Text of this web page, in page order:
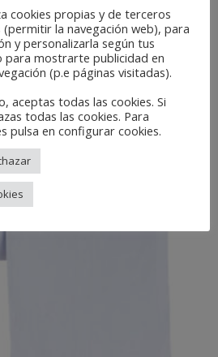
cookies propias y de terceros
la navegación web), para
y personalizarla según tus
para mostrarte publicidad en
(p.e páginas visitadas).
aceptas todas las cookies. Si
todas las cookies. Para
pulsa en configurar cookies.